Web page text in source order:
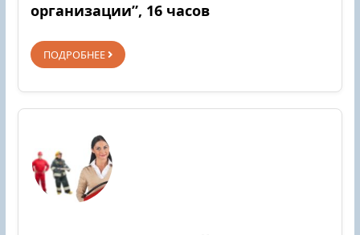
организации”, 16 часов
ПОДРОБНЕЕ